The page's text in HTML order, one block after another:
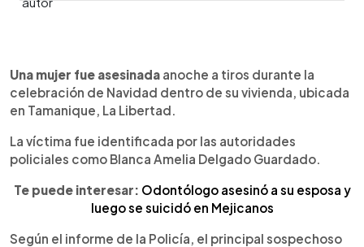
► Escuchar artículo
Una mujer fue asesinada anoche a tiros durante la
celebración de Navidad dentro de su vivienda, ubicada
en Tamanique, La Libertad.
La víctima fue identificada por las autoridades
policiales como Blanca Amelia Delgado Guardado.
Te puede interesar: Odontólogo asesinó a su esposa y
luego se suicidó en Mejicanos
Según el informe de la Policía, el principal sospechoso